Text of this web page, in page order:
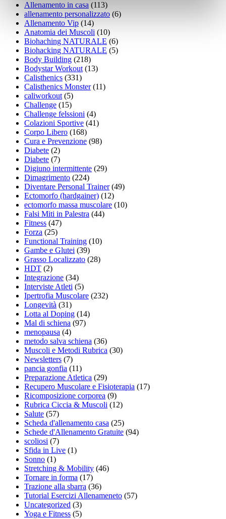
Allenamento in casa (113)
allenamento personalizzato (6)
Allenamento Vip (14)
Anatomia dei Muscoli (10)
Biohaching NATURALE (6)
Biohacking NATURALE (5)
Body Building (218)
Bodystar Workout(13)
Calisthenics (331)
Calisthenics Monster(11)
caliworkout(5)
Challenge (15)
Challenge felssioni (4)
Colazioni Sportive (41)
Corpo Libero (168)
Cura e Prevenzione (98)
Diabete (2)
Diabete (7)
Digiuno intermittente (29)
Dimagrimento (224)
Diventare Personal Trainer(49)
Ectomorfo (hardgainer) (12)
ectomorfo massa muscolare (10)
Falsi Miti in Palestra (44)
Fitness (47)
Forza (25)
Functional Training (10)
Gambe e Glutei (39)
Grasso Localizzato (28)
HDT (2)
Integrazione (34)
Interviste Atleti (5)
Ipertrofia Muscolare (232)
Longevità (31)
Lotta al Doping (14)
Mal di schiena (97)
menopausa (4)
metodo salva schiena (36)
Muscoli e Metodi Rubrica (30)
Newsletters (7)
pancia gonfia (11)
Preparazione Atletica (29)
Recupero Muscolare e Fisioterapia (17)
Ricomposizione corporea (9)
Rubrica Ciccia & Muscoli (12)
Salute (57)
Scheda d'allenamento casa (25)
Schede d'Allenamento Gratuite (94)
scoliosi (7)
Sfida in Live (1)
Sonno (1)
Stretching & Mobility (46)
Tornare in forma (17)
Trazione alla sbarra (36)
Tutorial Esercizi Allenameneto (57)
Uncategorized (3)
Yoga e Fitness (5)